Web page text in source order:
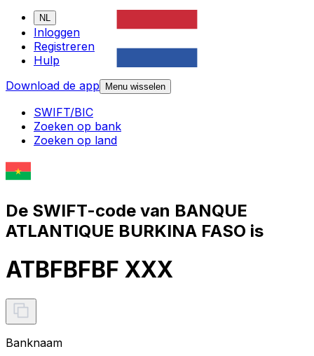
NL
Inloggen
Registreren
Hulp
Download de app
Menu wisselen
SWIFT/BIC
Zoeken op bank
Zoeken op land
De SWIFT-code van BANQUE
ATLANTIQUE BURKINA FASO is
ATBFBFBF XXX
Banknaam